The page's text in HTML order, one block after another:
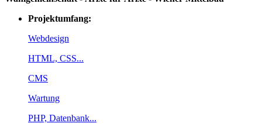
Projektumfang:
Webdesign
HTML, CSS...
CMS
Wartung
PHP, Datenbank...